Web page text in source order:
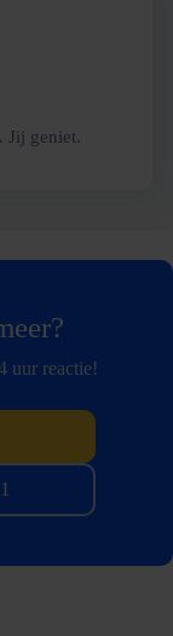
Jij geniet.
uur reactie!